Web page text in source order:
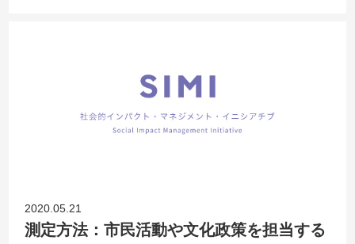
2020.05.21
測定方法：市民活動や文化政策を担当する